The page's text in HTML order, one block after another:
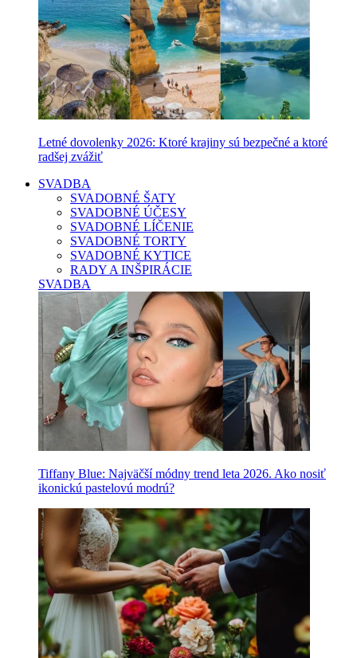
Letné dovolenky 2026: Ktoré krajiny sú bezpečné a ktoré
radšej zvážiť
SVADBA
SVADOBNÉ ŠATY
SVADOBNÉ ÚČESY
SVADOBNÉ LÍČENIE
SVADOBNÉ TORTY
SVADOBNÉ KYTICE
RADY A INŠPIRÁCIE
SVADBA
Tiffany Blue: Najväčší módny trend leta 2026. Ako nosiť
ikonickú pastelovú modrú?